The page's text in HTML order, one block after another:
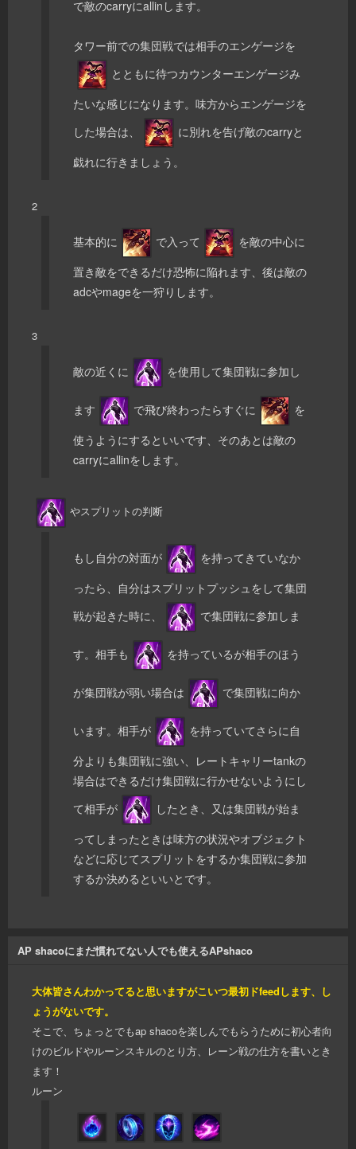
で敵のcarryにallinします。
タワー前での集団戦では相手のエンゲージを
とともに待つカウンターエンゲージみ
たいな感じになります。味方からエンゲージを
した場合は、
に別れを告げ敵のcarryと
戯れに行きましょう。
2
基本的に で入って
を敵の中心に
置き敵をできるだけ恐怖に陥れます、後は敵の
adcやmageを一狩りします。
3
敵の近くに を使用して集団戦に参加し
ます で飛び終わったらすぐに
を
使うようにするといいです、そのあとは敵の
carryにallinをします。
やスプリットの判断
もし自分の対面が
を持ってきていなか
ったら、自分はスプリットプッシュをして集団
戦が起きた時に、
で集団戦に参加しま
す。相手も を持っているが相手のほう
が集団戦が弱い場合は で集団戦に向か
います。相手が
を持っていてさらに自
分よりも集団戦に強い、レートキャリーtankの
場合はできるだけ集団戦に行かせないようにし
て相手が
したとき、又は集団戦が始ま
ってしまったときは味方の状況やオブジェクト
などに応じてスプリットをするか集団戦に参加
するか決めるといいとです。
AP shacoにまだ慣れてない人でも使えるAPshaco
大体皆さんわかってると思いますがこいつ最初ドfeedします、し
ょうがないです。
そこで、ちょっとでもap shacoを楽しんでもらうために初心者向
けのビルドやルーンスキルのとり方、レーン戦の仕方を書いとき
ます！
ルーン